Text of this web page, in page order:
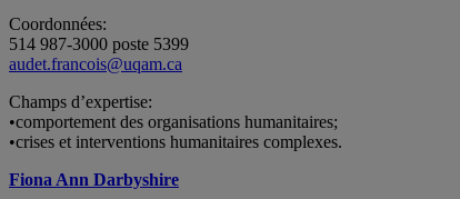
Coordonnées:
514 987-3000 poste 5399
audet.francois@uqam.ca
Champs d’expertise:
•comportement des organisations humanitaires;
•crises et interventions humanitaires complexes.
Fiona Ann Darbyshire